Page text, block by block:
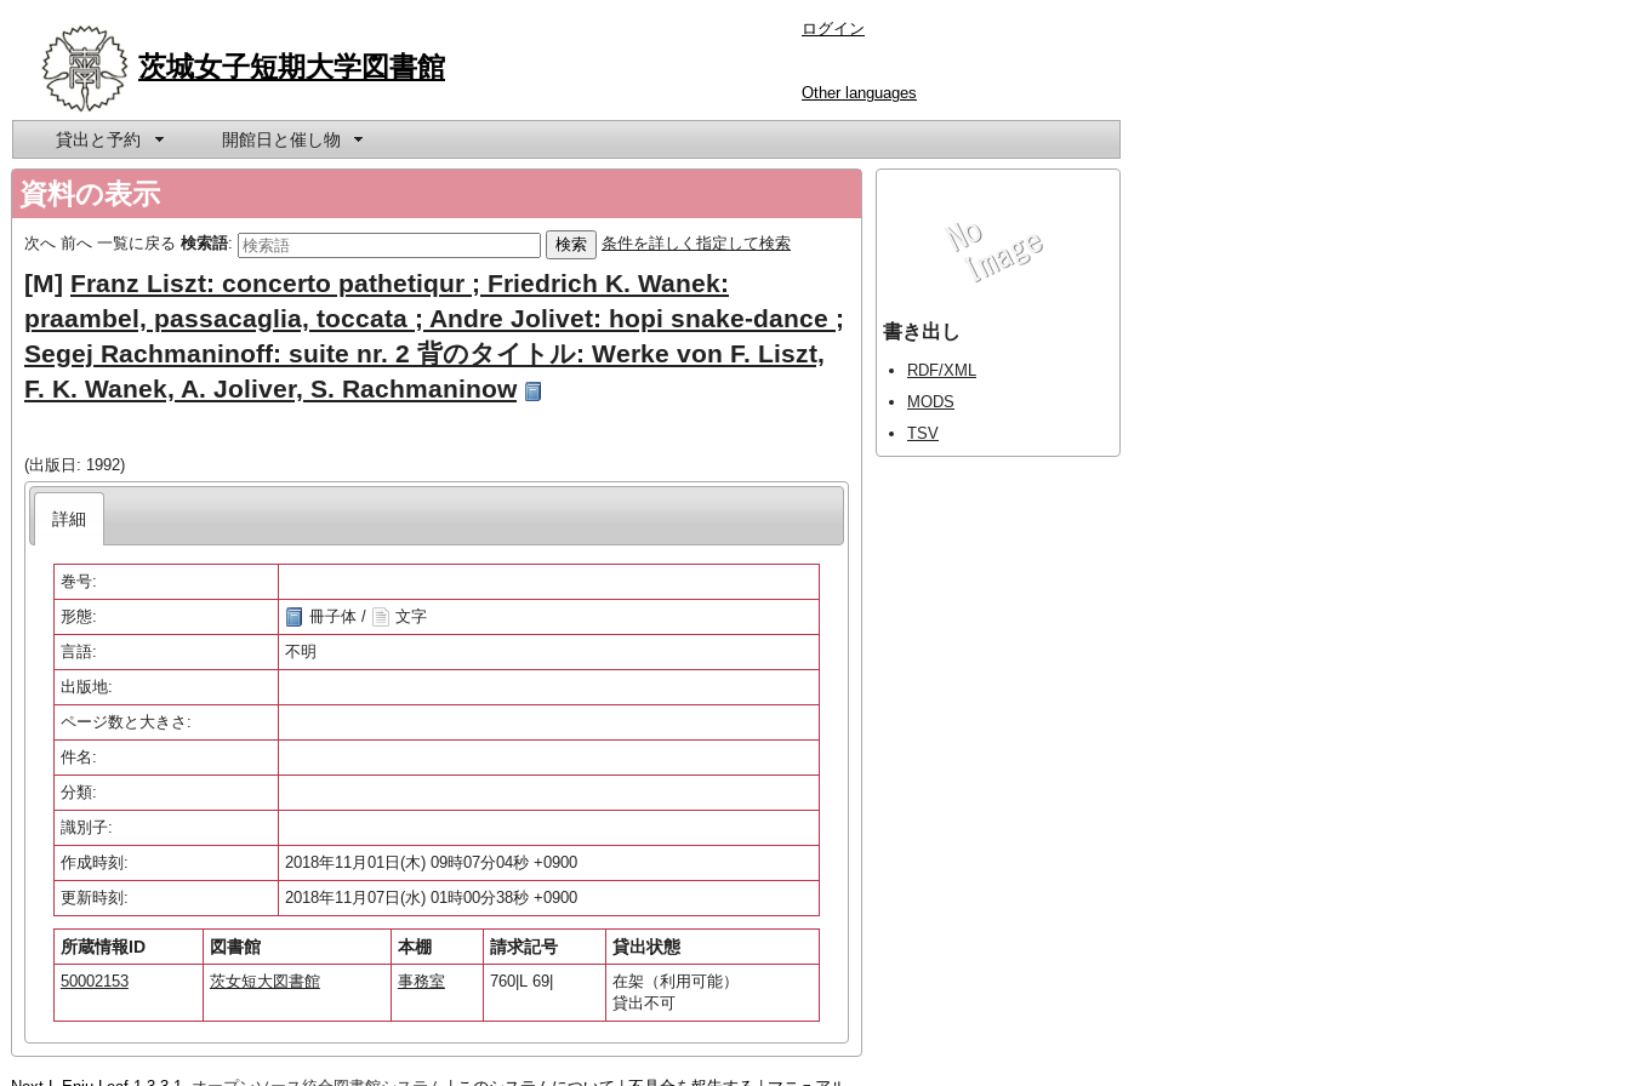
茨城女子短期大学図書館
ログイン
Other languages
貸出と予約 開館日と催し物
資料の表示
次へ 前へ 一覧に戻る 検索語: 条件を詳しく指定して検索
[M] Franz Liszt: concerto pathetiqur ; Friedrich K. Wanek:
praambel, passacaglia, toccata ; Andre Jolivet: hopi snake-dance ;
Segej Rachmaninoff: suite nr. 2 背のタイトル: Werke von F. Liszt,
F. K. Wanek, A. Joliver, S. Rachmaninow
(出版日: 1992)
詳細
巻号:
形態:
冊子体 /
文字
言語:
不明
出版地:
ページ数と大きさ:
件名:
分類:
識別子:
作成時刻:
2018年11月01日(木) 09時07分04秒 +0900
更新時刻:
2018年11月07日(水) 01時00分38秒 +0900
所蔵情報ID 図書館 本棚 請求記号 貸出状態
50002153 茨女短大図書館 事務室 760|L 69|
在架（利用可能）
貸出不可
書き出し
RDF/XML
MODS
TSV